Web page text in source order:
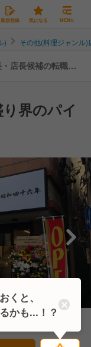
新規登録 気になる MENU
) その他(料理ジャンル)
店長候補の転職・
り界のパイ
くと、
かも...！？